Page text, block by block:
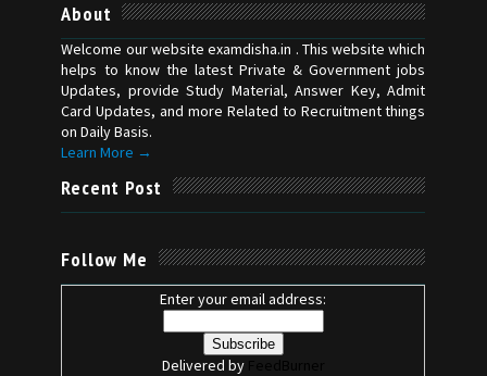
About
Welcome our website examdisha.in . This website which
helps to know the latest Private & Government jobs
Updates, provide Study Material, Answer Key, Admit
Card Updates, and more Related to Recruitment things
on Daily Basis.
Learn More →
Recent Post
Follow Me
Enter your email address:
Delivered by